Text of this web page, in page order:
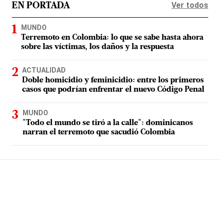
EN PORTADA Ver todos
MUNDO
Terremoto en Colombia: lo que se sabe hasta ahora
sobre las víctimas, los daños y la respuesta
ACTUALIDAD
Doble homicidio y feminicidio: entre los primeros
casos que podrían enfrentar el nuevo Código Penal
MUNDO
"Todo el mundo se tiró a la calle": dominicanos
narran el terremoto que sacudió Colombia